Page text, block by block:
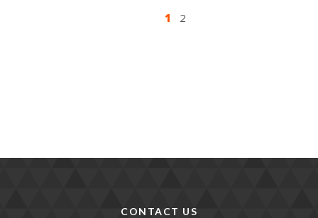
1 2
CONTACT US